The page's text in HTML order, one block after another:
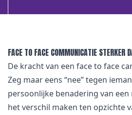
FACE TO FACE COMMUNICATIE STERKER
De kracht van een face to face
Zeg maar eens “nee” tegen
persoonlijke benadering van
het verschil maken ten opzichte